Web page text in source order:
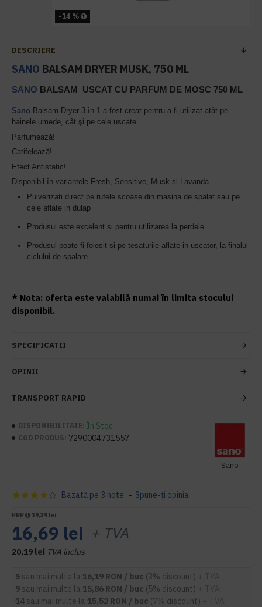
-14 %
DESCRIERE
SANO BALSAM DRYER MUSK, 750 ML
SANO BALSAM USCAT CU PARFUM DE MOSC 750 ML
Sano Balsam Dryer 3 în 1 a fost creat pentru a fi utilizat atât pe
hainele umede, cât şi pe cele uscate.
Parfumează!
Catifelează!
Efect Antistatic!
Disponibil în variantele Fresh, Sensitive, Musk si Lavanda.
Pulverizati direct pe rufele scoase din masina de spalat sau pe
cele aflate in dulap
Produsul este excelent si pentru utilizarea la perdele
Produsul poate fi folosit si pe tesaturile aflate in uscator, la finalul
ciclului de spalare
* Nota: oferta este valabilă numai în limita stocului
disponibil.
SPECIFICATII
OPINII
TRANSPORT RAPID
DISPONIBILITATE: În Stoc
COD PRODUS: 7290004731557
Sano
Bazată pe 3 note. - Spune-ţi opinia
PRP 19,39 lei
16,69 lei + TVA
20,19 lei TVA inclus
5 sau mai multe la 16,19 RON / buc (3% discount)
9 sau mai multe la 15,86 RON / buc (5% discount)
14 sau mai multe la 15,52 RON / buc (7% discount)